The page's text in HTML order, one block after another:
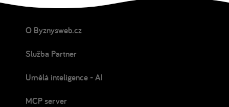
O Byznysweb.cz
Služba Partner
Umělá inteligence - AI
MCP server